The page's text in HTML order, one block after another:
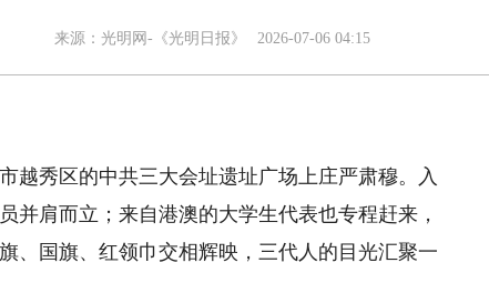
来源： 光明网-《光明日报》 2026-07-06 04:15
秀区的中共三大会址遗址广场上庄严肃穆。入
并肩而立；来自港澳的大学生代表也专程赶来，
、国旗、红领巾交相辉映，三代人的目光汇聚一